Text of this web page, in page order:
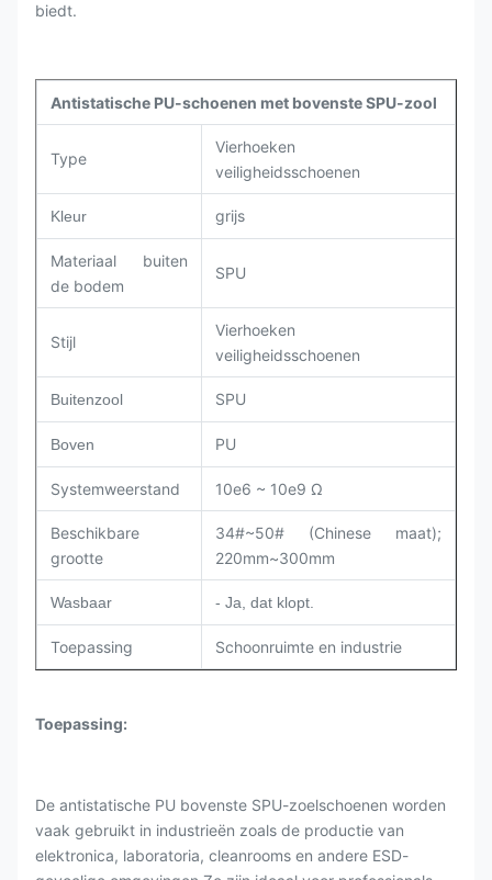
biedt.
Antistatische PU-schoenen met bovenste SPU-zool
Type
Vierhoeken
veiligheidsschoenen
Kleur grijs
Materiaal buiten
de bodem
SPU
Stijl
Vierhoeken
veiligheidsschoenen
Buitenzool SPU
Boven PU
Systemweerstand 10e6 ~ 10e9 Ω
Beschikbare
grootte
34#~50# (Chinese maat);
220mm~300mm
Wasbaar - Ja, dat klopt.
Toepassing Schoonruimte en industrie
Toepassing:
De antistatische PU bovenste SPU-zoelschoenen worden
vaak gebruikt in industrieën zoals de productie van
elektronica, laboratoria, cleanrooms en andere ESD-